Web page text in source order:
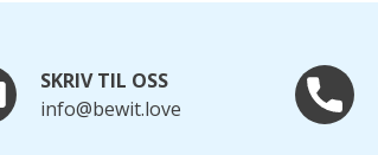
SKRIV TIL OSS
info@bewit.love